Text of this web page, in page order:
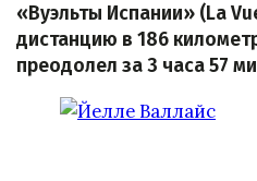
«Вуэльты Испании» (La
дистанцию в 186
преодолел за 3 часа 57